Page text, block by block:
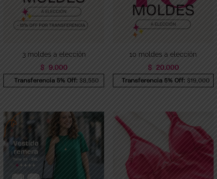
3 moldes a elección
$ 9.000
Transferencia 5% Off: $8,550
10 moldes a elección
$ 20.000
Transferencia 5% Off: $19,000